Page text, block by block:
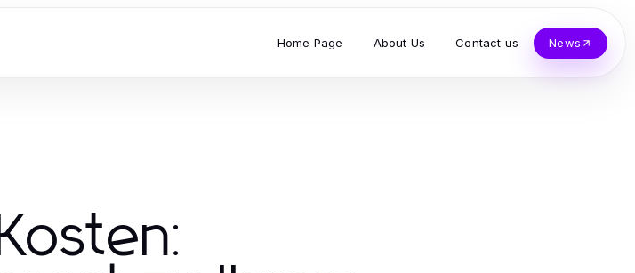
Home Page About Us Contact us News